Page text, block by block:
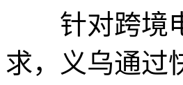
针对跨境电
求，义乌通过